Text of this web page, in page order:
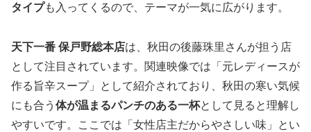
タイプも入ってくるので、テーマが一気に広がります。
天下一番 保戸野総本店は、秋田の後藤珠里さんが担う店
として注目されています。関連映像では「元レディースが
作る旨辛スープ」として紹介されており、秋田の寒い気候
にも合う 体が温まるパンチのある一杯として見ると理解し
やすいです。ここでは「女性店主だからやさしい味」とい